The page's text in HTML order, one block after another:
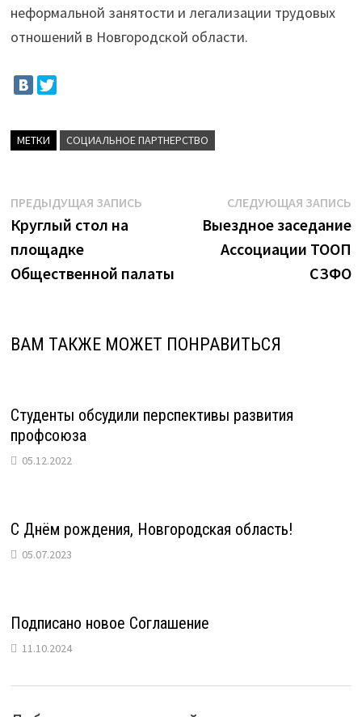
неформальной занятости и легализации трудовых
отношений в Новгородской области.
МЕТКИ СОЦИАЛЬНОЕ ПАРТНЕРСТВО
Навигация
по
записям
ПРЕДЫДУЩАЯ ЗАПИСЬ
Круглый стол на
площадке
Общественной палаты
СЛЕДУЮЩАЯ ЗАПИСЬ
Выездное заседание
Ассоциации ТООП
СЗФО
ВАМ ТАКЖЕ МОЖЕТ ПОНРАВИТЬСЯ
Студенты обсудили перспективы развития
профсоюза
05.12.2022
С Днём рождения, Новгородская область!
05.07.2023
Подписано новое Соглашение
11.10.2024